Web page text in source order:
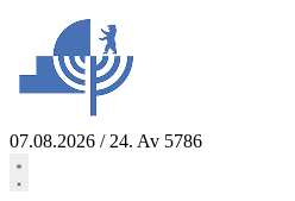
springen
07.08.2026 / 24. Av 5786